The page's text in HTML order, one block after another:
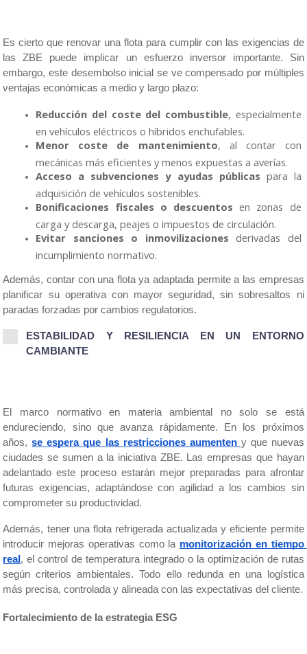
Es cierto que renovar una flota para cumplir con las exigencias de
las ZBE puede implicar un esfuerzo inversor importante. Sin
embargo, este desembolso inicial se ve compensado por múltiples
ventajas económicas a medio y largo plazo:
Reducción del coste del combustible, especialmente
en vehículos eléctricos o híbridos enchufables.
Menor coste de mantenimiento, al contar con
mecánicas más eficientes y menos expuestas a averías.
Acceso a subvenciones y ayudas públicas para la
adquisición de vehículos sostenibles.
Bonificaciones fiscales o descuentos en zonas de
carga y descarga, peajes o impuestos de circulación.
Evitar sanciones o inmovilizaciones derivadas del
incumplimiento normativo.
Además, contar con una flota ya adaptada permite a las empresas
planificar su operativa con mayor seguridad, sin sobresaltos ni
paradas forzadas por cambios regulatorios.
ESTABILIDAD Y RESILIENCIA EN UN ENTORNO
CAMBIANTE
El marco normativo en materia ambiental no solo se está
endureciendo, sino que avanza rápidamente. En los próximos
años, se espera que las restricciones aumenten y que nuevas
ciudades se sumen a la iniciativa ZBE. Las empresas que hayan
adelantado este proceso estarán mejor preparadas para afrontar
futuras exigencias, adaptándose con agilidad a los cambios sin
comprometer su productividad.
Además, tener una flota refrigerada actualizada y eficiente permite
introducir mejoras operativas como la monitorización en tiempo
real , el control de temperatura integrado o la optimización de rutas
según criterios ambientales. Todo ello redunda en una logística
más precisa, controlada y alineada con las expectativas del cliente.
Fortalecimiento de la estrategia ESG